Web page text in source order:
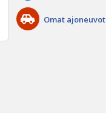
Omat ajoneuvot